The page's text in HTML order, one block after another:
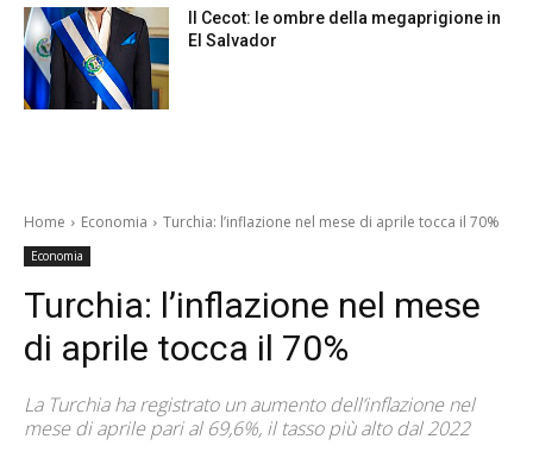
Il Cecot: le ombre della megaprigione in
El Salvador